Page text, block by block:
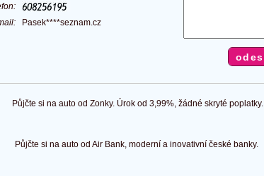
Pasek****seznam.cz
Půjčte si na auto od Zonky. Úrok od 3,99%, žádné skryté poplatky.
Půjčte si na auto od Air Bank, moderní a inovativní české banky.